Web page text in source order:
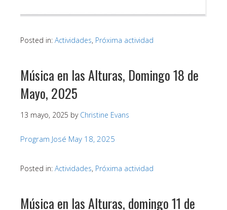
Posted in: Actividades, Próxima actividad
Música en las Alturas, Domingo 18 de
Mayo, 2025
13 mayo, 2025 by Christine Evans
Program José May 18, 2025
Posted in: Actividades, Próxima actividad
Música en las Alturas, domingo 11 de